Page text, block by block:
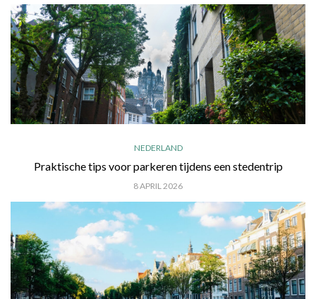
NEDERLAND
Praktische tips voor parkeren tijdens een stedentrip
8 APRIL 2026